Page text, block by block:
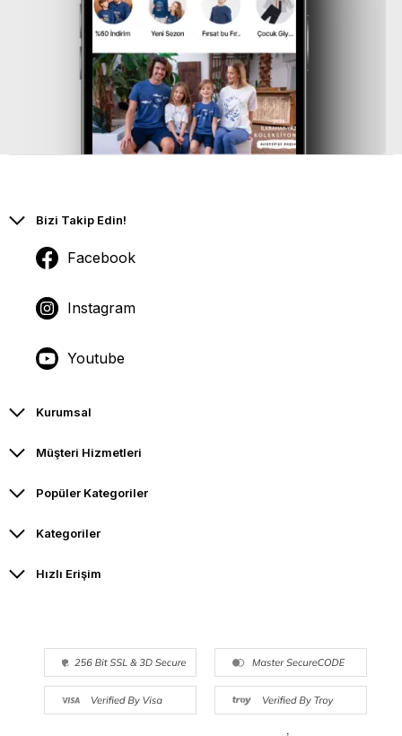
Bizi Takip Edin!
Facebook
Instagram
Youtube
Kurumsal
Müşteri Hizmetleri
Popüler Kategoriler
Kategoriler
Hızlı Erişim